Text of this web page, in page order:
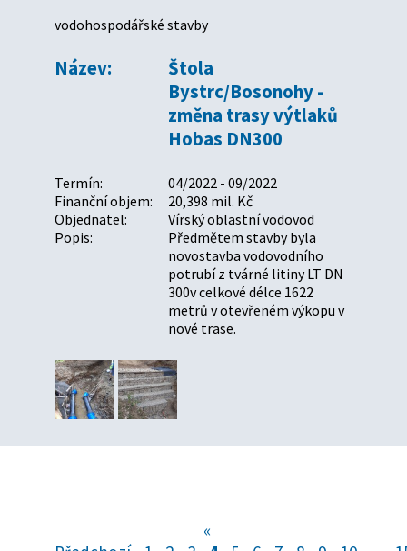
vodohospodářské stavby
Název:
Štola
Bystrc/Bosonohy -
změna trasy výtlaků
Hobas DN300
Termín:
04/2022 - 09/2022
Finanční objem:
20,398 mil. Kč
Objednatel:
Vírský oblastní vodovod
Popis:
Předmětem stavby byla
novostavba vodovodního
potrubí z tvárné litiny LT DN
300v celkové délce 1622
metrů v otevřeném výkopu v
nové trase.
«